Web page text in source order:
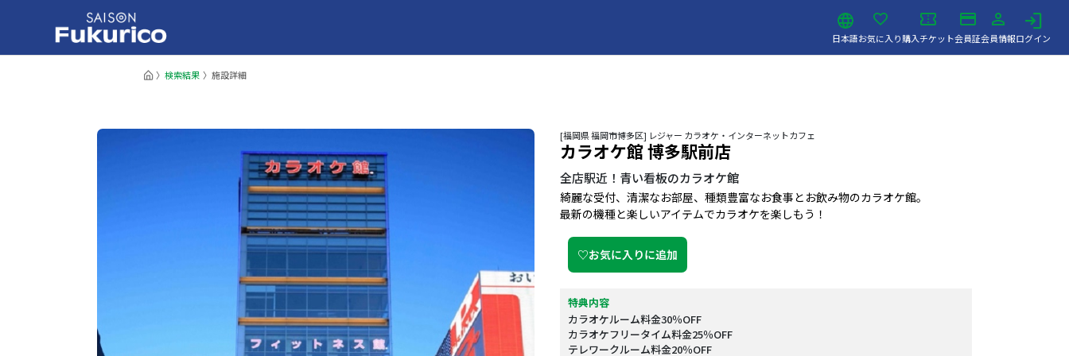
日本語お気に入り購入チケット会員証会員情報ログイン
検索結果 施設詳細
[福岡県 福岡市博多区] レジャー カラオケ・インターネットカフェ
カラオケ館 博多駅前店
全店駅近！青い看板のカラオケ館
綺麗な受付、清潔なお部屋、種類豊富なお食事とお飲み物のカラオケ館。
最新の機種と楽しいアイテムでカラオケを楽しもう！
♡お気に入りに追加
特典内容
カラオケルーム料金30％OFF
カラオケフリータイム料金25％OFF
テレワークルーム料金20％OFF